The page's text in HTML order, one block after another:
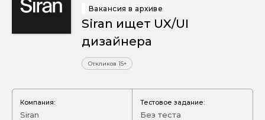
Вакансия в архиве
Siran ищет UX/UI
дизайнера
Откликов 15+
Компания:
Siran
Тестовое задание:
Без теста